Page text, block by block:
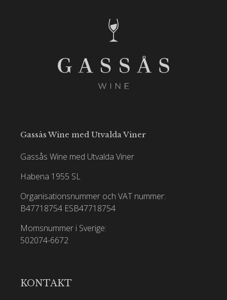
Gassås Wine med Utvalda Viner
Gassås Wine med Utvalda Viner
Habena 1955 SL
Organisationsnummer och VAT nummer:
B47718754 ESB47718754
Momsnummer i Sverige:
502074-6672
KONTAKT